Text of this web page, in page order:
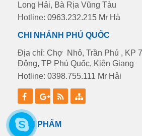
Long Hải, Bà Rịa Vũng Tàu
Hotline: 0963.232.215 Mr Hà
CHI NHÁNH PHÚ QUỐC
Địa chỉ: Chợ Nhỏ, Trần Phú , KP
Đông, TP Phú Quốc, Kiên Giang
Hotline: 0398.755.111 Mr Hải
SẢN PHẨM